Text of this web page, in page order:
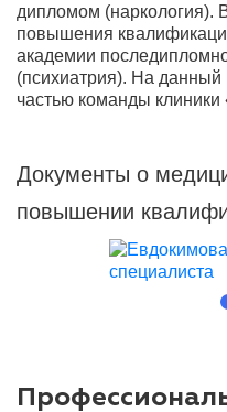
дипломом (наркология).
повышения
академии
(психиатрия). На данный
частью команды клиники
Документы о
повышении